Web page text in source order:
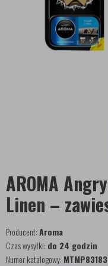
AROMA
Linen –
Producent:Aroma
Czas wysyłki: do 24 godzin
Numer katalogowy: